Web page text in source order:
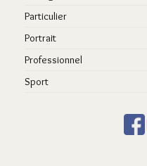
Particulier
Portrait
Professionnel
Sport